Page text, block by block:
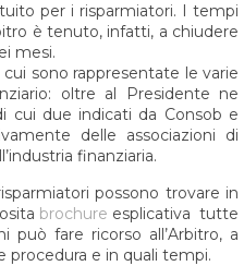
per i risparmiatori. I tempi
è tenuto, infatti, a chiudere
mesi.
cui sono rappresentate le varie
oltre al Presidente ne
cui due indicati da Consob e
delle associazioni di
finanziaria.
possono trovare in
brochure esplicativa tutte
può fare ricorso all’Arbitro, a
procedura e in quali tempi.